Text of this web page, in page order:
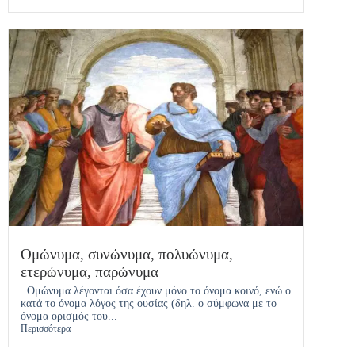
Ομώνυμα, συνώνυμα, πολυώνυμα,
ετερώνυμα, παρώνυμα
Ομώνυμα λέγονται όσα έχουν μόνο το όνομα κοινό, ενώ ο
κατά το όνομα λόγος της ουσίας (δηλ. ο σύμφωνα με το
όνομα ορισμός του...
Περισσότερα